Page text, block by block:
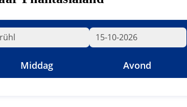
Middag Avond